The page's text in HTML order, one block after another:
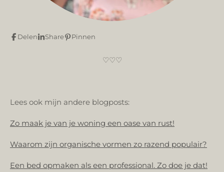
Delen Share Pinnen
♡♡♡
Lees ook mijn andere blogposts:
Zo maak je van je woning een oase van rust!
Waarom zijn organische vormen zo razend populair?
Een bed opmaken als een professional. Zo doe je dat!